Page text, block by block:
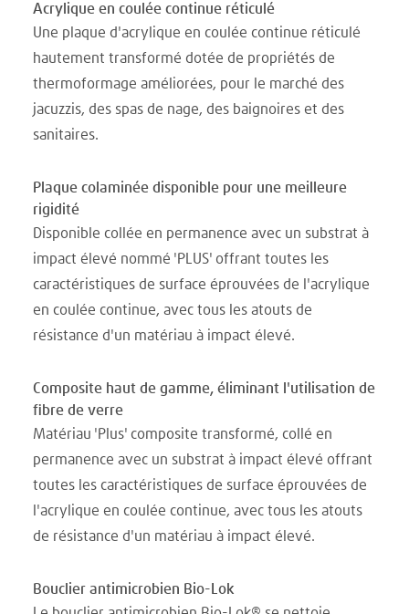
Acrylique en coulée continue réticulé
Une plaque d'acrylique en coulée continue réticulé
hautement transformé dotée de propriétés de
thermoformage améliorées, pour le marché des
jacuzzis, des spas de nage, des baignoires et des
sanitaires.
Plaque colaminée disponible pour une meilleure
rigidité
Disponible collée en permanence avec un substrat à
impact élevé nommé 'PLUS' offrant toutes les
caractéristiques de surface éprouvées de l'acrylique
en coulée continue, avec tous les atouts de
résistance d'un matériau à impact élevé.
Composite haut de gamme, éliminant l'utilisation de
fibre de verre
Matériau 'Plus' composite transformé, collé en
permanence avec un substrat à impact élevé offrant
toutes les caractéristiques de surface éprouvées de
l'acrylique en coulée continue, avec tous les atouts
de résistance d'un matériau à impact élevé.
Bouclier antimicrobien Bio-Lok